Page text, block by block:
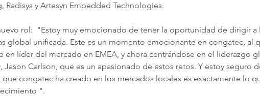
y Artesyn Embedded Technologies.
rol: "Estoy muy emocionado de tener la oportunidad de dirigir
global unificada. Este es un momento emocionante en congatec, al
líder del mercado en EMEA, y ahora centrándose en el liderazgo
Jason Carlson, que es un apasionado de estos retos. Y estoy seguro
congatec ha creado en los mercados locales es exactamente lo
".